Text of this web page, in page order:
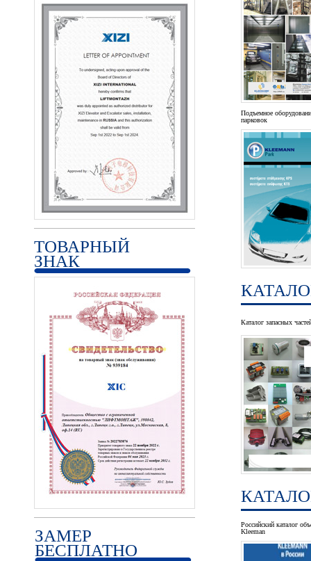
ТОВАРНЫЙ
ЗНАК
ЗАМЕР
БЕСПЛАТНО
Подъемное
парковок
Каталог запасных
Российский каталог
Kleeman